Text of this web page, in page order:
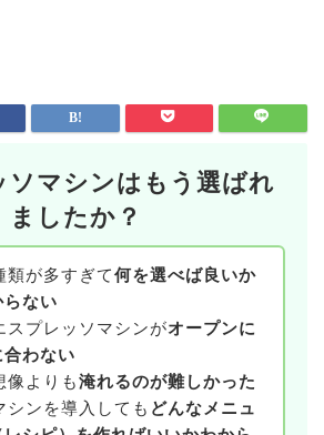
ソマシンはもう選ばれ
ましたか？
類が多すぎて何を選べば良いか
らない
スプレッソマシンがオープンに
合わない
像よりも淹れるのが難しかった
シンを導入しても どんなメニュ